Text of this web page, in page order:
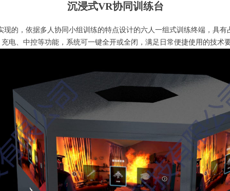
沉浸式VR协同训练台
的，依据多人协同小组训练的特点设计的六人一组式训练终端，具
电、中控等功能，系统可一键全开或全闭，满足日常便捷使用的技术